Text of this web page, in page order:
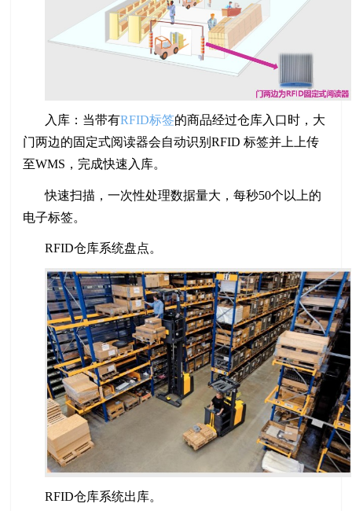
入库：当带有RFID标签的商品经过仓库入口时，大
门两边的固定式阅读器会自动识别RFID 标签并上上传
至WMS，完成快速入库。
快速扫描，一次性处理数据量大，每秒50个以上的
电子标签。
RFID仓库系统盘点。
RFID仓库系统出库。